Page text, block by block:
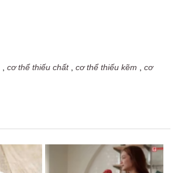
,cơ thể thiếu chất,cơ thể thiếu kẽm ,cơ